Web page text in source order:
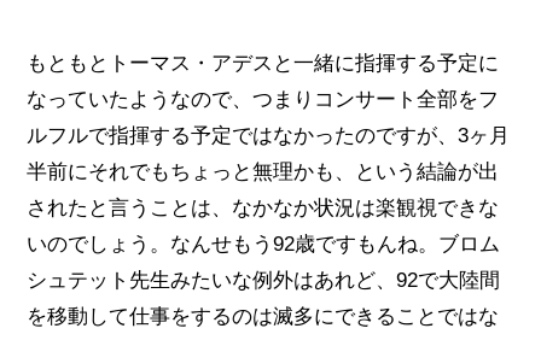
もともとトーマス・アデスと一緒に指揮する予定に
なっていたようなので、つまりコンサート全部をフ
ルフルで指揮する予定ではなかったのですが、3ヶ月
半前にそれでもちょっと無理かも、という結論が出
されたと言うことは、なかなか状況は楽観視できな
いのでしょう。なんせもう92歳ですもんね。ブロム
シュテット先生みたいな例外はあれど、92で大陸間
を移動して仕事をするのは滅多にできることではな